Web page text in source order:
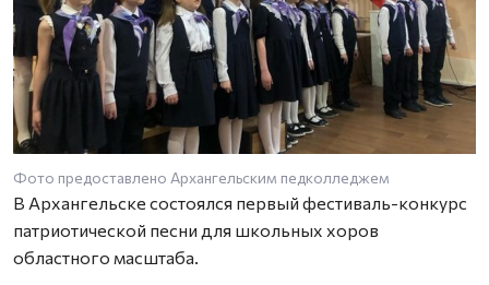
Фото предоставлено Архангельским педколледжем
В Архангельске состоялся первый фестиваль-конкурс
патриотической песни для школьных хоров
областного масштаба.